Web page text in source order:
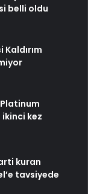
belli oldu
ikinci kez
kuran
tavsiyede